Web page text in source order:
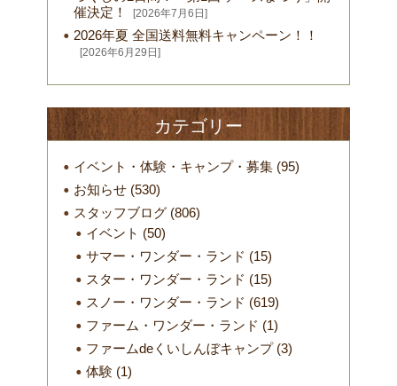
催決定！
[2026年7月6日]
2026年夏 全国送料無料キャンペーン！！
[2026年6月29日]
カテゴリー
イベント・体験・キャンプ・募集(95)
お知らせ(530)
スタッフブログ(806)
イベント (50)
サマー・ワンダー・ランド (15)
スター・ワンダー・ランド (15)
スノー・ワンダー・ランド (619)
ファーム・ワンダー・ランド (1)
ファームdeくいしんぼキャンプ(3)
体験 (1)